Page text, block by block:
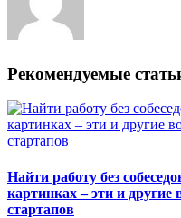
Рекомендуемые
Найти работу без
картинках – эти и другие
стартапов